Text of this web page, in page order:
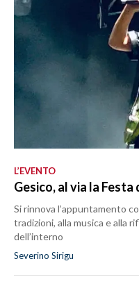
L’EVENTO
Gesico, al via la Festa
Si rinnova l’appuntamento
tradizioni, alla musica e alla
dell’interno
Severino Sirigu